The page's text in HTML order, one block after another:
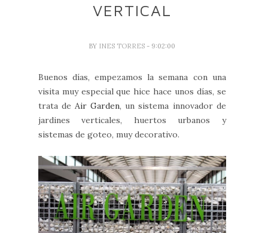
VERTICAL
BY INES TORRES - 9:02:00
Buenos días, empezamos la semana con una
visita muy especial que hice hace unos días, se
trata deAir Garden, un sistema innovador de
jardines verticales, huertos urbanos y
sistemas de goteo, muy decorativo.